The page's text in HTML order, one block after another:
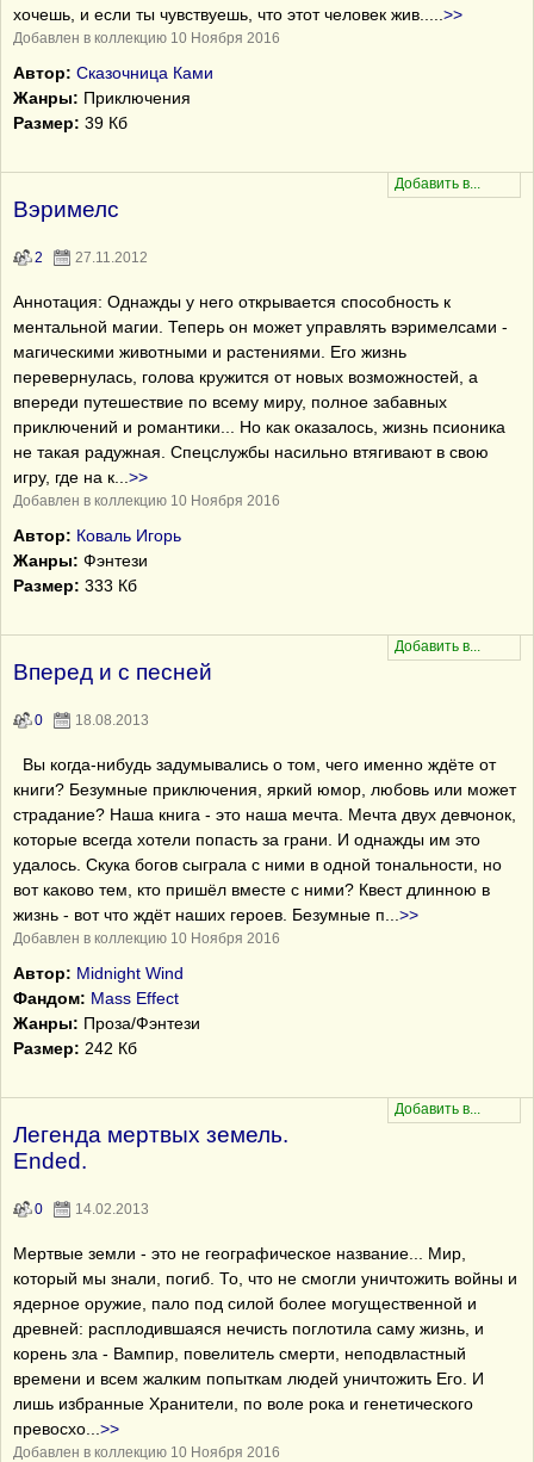
хочешь, и если ты чувствуешь, что этот человек жив..
>>
Добавлен в коллекцию 10 Ноября 2016
Автор: Сказочница Ками
Жанры: Приключения
Размер: 39 Кб
Вэримелс
2 27.11.2012
Аннотация: Однажды у него открывается способность к
ментальной магии. Теперь он может управлять вэримелсами -
магическими животными и растениями. Его жизнь
перевернулась, голова кружится от новых возможностей, а
впереди путешествие по всему миру, полное забавных
приключений и романтики... Но как оказалось, жизнь псионика
не такая радужная. Спецслужбы насильно втягивают в свою
игру, где на к
>>
Добавлен в коллекцию 10 Ноября 2016
Автор: Коваль Игорь
Жанры: Фэнтези
Размер: 333 Кб
Вперед и с песней
0 18.08.2013
Вы когда-нибудь задумывались о том, чего именно ждёте от
книги? Безумные приключения, яркий юмор, любовь или может
страдание? Наша книга - это наша мечта. Мечта двух девчонок,
которые всегда хотели попасть за грани. И однажды им это
удалось. Скука богов сыграла с ними в одной тональности, но
вот каково тем, кто пришёл вместе с ними? Квест длинною в
жизнь - вот что ждёт наших героев. Безумные п
>>
Добавлен в коллекцию 10 Ноября 2016
Автор: Midnight Wind
Фандом: Mass Effect
Жанры: Проза/Фэнтези
Размер: 242 Кб
Легенда мертвых земель.
Ended.
0 14.02.2013
Мертвые земли - это не географическое название... Мир,
который мы знали, погиб. То, что не смогли уничтожить войны и
ядерное оружие, пало под силой более могущественной и
древней: расплодившаяся нечисть поглотила саму жизнь, и
корень зла - Вампир, повелитель смерти, неподвластный
времени и всем жалким попыткам людей уничтожить Его. И
лишь избранные Хранители, по воле рока и генетического
превосхо
>>
Добавлен в коллекцию 10 Ноября 2016